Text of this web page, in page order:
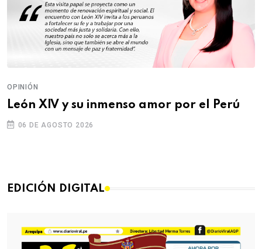
OPINIÓN
León XIV y su inmenso amor por el Perú
06 DE AGOSTO 2026
EDICIÓN DIGITAL